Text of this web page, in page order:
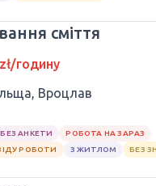
сміття
годину
Вроцлав
БЕЗ АНКЕТИ
РОБОТА НА ЗАРАЗ
РОБОТИ
З ЖИТЛОМ БЕЗ